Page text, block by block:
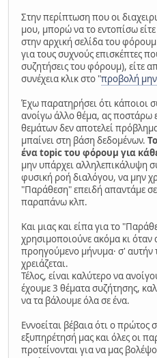
Στην περίπτωση που οι
μου, μπορώ να το εντοπίσω
στην αρχική σελίδα του
για τους συχνούς επισκέπτες
συζητήσεις του φόρουμ), είτε
συνέχεια κλικ στο "προβολή
Έχω παρατηρήσει ότι κάποιοι
ανοίγω άλλο θέμα, ας ποστάρω
θεμάτων δεν αποτελεί
μπαίνει στη βάση δεδομένων.
ένα topic του φόρουμ για
μην υπάρχει αλληλεπικάλυψη
φυσική ροή διαλόγου, να μην
"Παράθεση" επειδή απαντάμε
παραπάνω κλπ.
Και μιας και είπα για το
χρησιμοποιούνε ακόμα κι όταν
προηγούμενο μήνυμα· σ' αυτήν
χρειάζεται.
Τέλος, είναι καλύτερο να
έχουμε 3 θέματα συζήτησης,
να τα βάλουμε όλα σε ένα.
Εννοείται βέβαια ότι ο πρώτος
εξυπηρέτησή μας και όλες οι
προτείνονται για να μας